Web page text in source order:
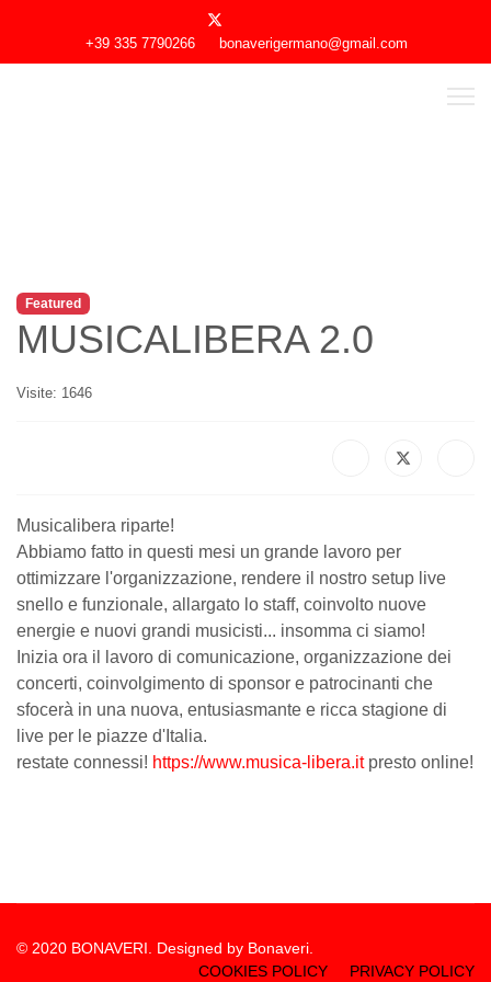
+39 335 7790266 bonaverigermano@gmail.com
Featured
MUSICALIBERA 2.0
Visite: 1646
Musicalibera riparte!
Abbiamo fatto in questi mesi un grande lavoro per
ottimizzare l'organizzazione, rendere il nostro setup live
snello e funzionale, allargato lo staff, coinvolto nuove
energie e nuovi grandi musicisti... insomma ci siamo!
Inizia ora il lavoro di comunicazione, organizzazione dei
concerti, coinvolgimento di sponsor e patrocinanti che
sfocerà in una nuova, entusiasmante e ricca stagione di
live per le piazze d'Italia.
restate connessi! https://www.musica-libera.itpresto online!
© 2020 BONAVERI. Designed by Bonaveri.
COOKIES POLICY
PRIVACY POLICY